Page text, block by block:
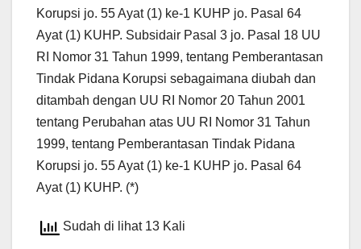
Korupsi jo. 55 Ayat (1) ke-1 KUHP jo. Pasal 64
Ayat (1) KUHP. Subsidair Pasal 3 jo. Pasal 18 UU
RI Nomor 31 Tahun 1999, tentang Pemberantasan
Tindak Pidana Korupsi sebagaimana diubah dan
ditambah dengan UU RI Nomor 20 Tahun 2001
tentang Perubahan atas UU RI Nomor 31 Tahun
1999, tentang Pemberantasan Tindak Pidana
Korupsi jo. 55 Ayat (1) ke-1 KUHP jo. Pasal 64
Ayat (1) KUHP. (*)
Sudah di lihat 13 Kali